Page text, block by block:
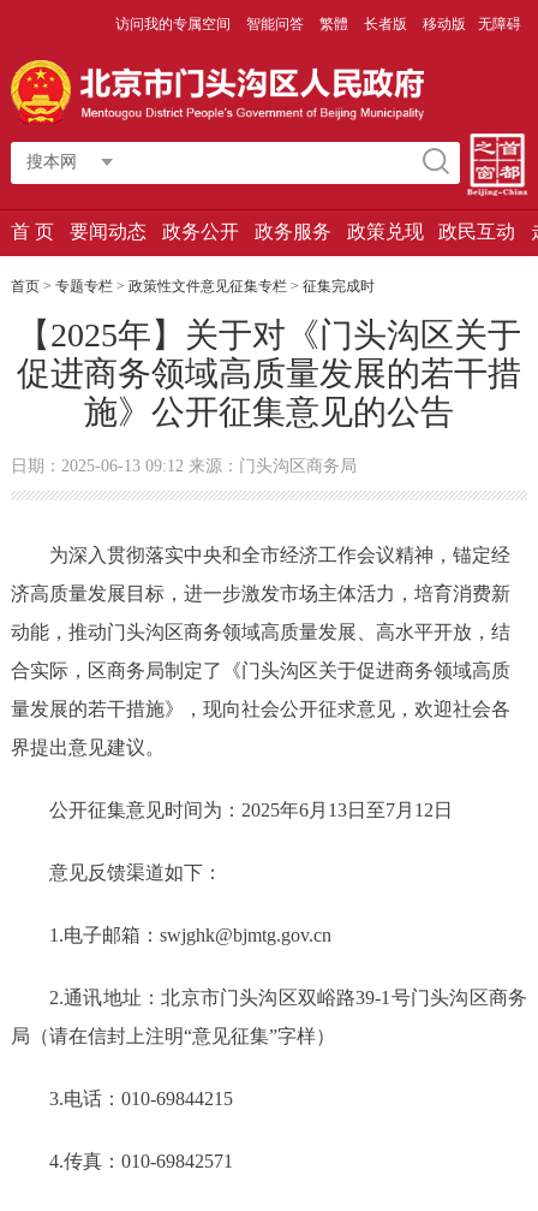
访问我的专属空间 智能问答 繁體 长者版 移动版 无障碍
搜本网
首 页 要闻动态 政务公开 政务服务 政策兑现 政民互动
首页> 专题专栏> 政策性文件意见征集专栏> 征集完成时
【2025年】关于对《门头沟区关于
促进商务领域高质量发展的若干措
施》公开征集意见的公告
日期：2025-06-13 09:12 来源：门头沟区商务局
为深入贯彻落实中央和全市经济工作会议精神 ， 锚定经
济高质量发展目标，进一步激发市场主体活力， 培育消费新
动能，推动门头沟区商务领域高质量发展 、高水平开放，结
合实际， 区商务局制定了 《门头沟区关于促进商务领域高质
量发展的若干措施》 ， 现向社会公开征求意见，欢迎社会各
界提出意见建议。
公开征集意见时间为： 2025年6月 13日至7月 12 日
意见反馈渠道如下：
1.电子邮箱： swjghk@bjmtg.gov.cn
2.通讯地址：北京市门头沟区双峪路39-1号门头沟区商务
局（请在信封上注明“意见征集”字样）
3.电话：010-69844215
4.传真：010-69842571